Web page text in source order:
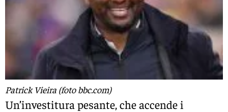
Patrick Vieira (foto bbc.com)
Un’investitura pesante, che accende i